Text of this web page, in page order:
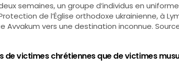
semaines, un groupe d’individus en
de l’Église orthodoxe ukrainienne, à
Avvakum vers une destination inconnue.
de victimes chrétiennes que de victimes